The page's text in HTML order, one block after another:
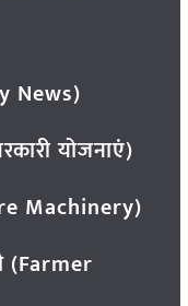
News)
योजनाएं)
Machinery)
(Farmer